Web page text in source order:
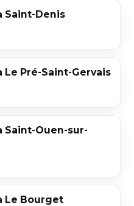
Saint-Denis
Pré-Saint-Gervais
Saint-Ouen-sur-
Le Bourget